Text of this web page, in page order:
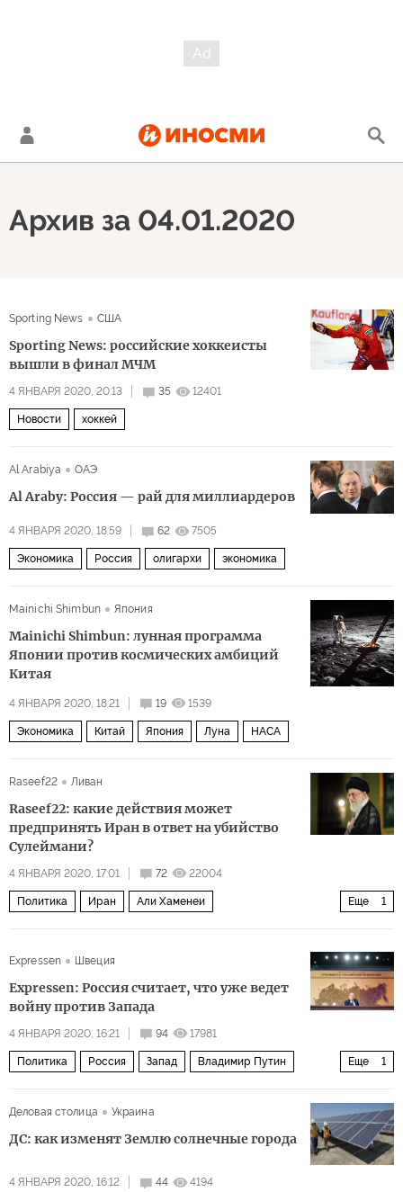
Архив за 04.01.2020
Sporting News США
Sporting News: российские хоккеисты
вышли в финал МЧМ
4 ЯНВАРЯ 2020, 20:13 35 12401
Новости хоккей
Al Arabiya ОАЭ
Al Araby: Россия — рай для миллиардеров
4 ЯНВАРЯ 2020, 18:59 62 7505
Экономика Россия олигархи экономика
Mainichi Shimbun Япония
Mainichi Shimbun: лунная программа
Японии против космических амбиций
Китая
4 ЯНВАРЯ 2020, 18:21 19 1539
Экономика Китай Япония Луна НАСА
Raseef22 Ливан
Raseef22: какие действия может
предпринять Иран в ответ на убийство
Сулеймани?
4 ЯНВАРЯ 2020, 17:01 72 22004
Еще 1
Политика Иран Али Хаменеи
Expressen Швеция
Expressen: Россия считает, что уже ведет
войну против Запада
4 ЯНВАРЯ 2020, 16:21 94 17981
Еще 1
Политика Россия Запад Владимир Путин
Деловая столица
Украина
ДС: как изменят Землю солнечные города
4 ЯНВАРЯ 2020, 16:12 44 4194